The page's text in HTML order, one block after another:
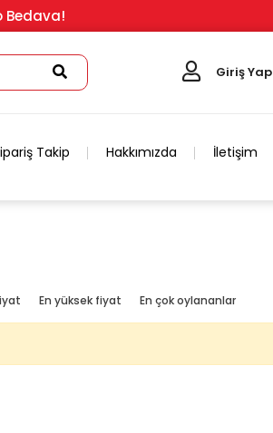
Bedava!
Giriş Yap
Takip Hakkımızda İletişim
En yüksek fiyat En çok oylananlar